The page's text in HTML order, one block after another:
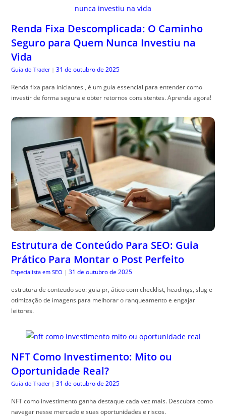
Renda Fixa Descomplicada: O Caminho
Seguro para Quem Nunca Investiu na
Vida
Guia do Trader | 31 de outubro de 2025
Renda fixa para iniciantes , é um guia essencial para entender como
investir de forma segura e obter retornos consistentes. Aprenda agora!
Estrutura de Conteúdo Para SEO: Guia
Prático Para Montar o Post Perfeito
Especialista em SEO | 31 de outubro de 2025
estrutura de conteudo seo: guia pr, ático com checklist, headings, slug e
otimização de imagens para melhorar o ranqueamento e engajar
leitores.
NFT Como Investimento: Mito ou
Oportunidade Real?
Guia do Trader | 31 de outubro de 2025
NFT como investimento ganha destaque cada vez mais. Descubra como
navegar nesse mercado e suas oportunidades e riscos.